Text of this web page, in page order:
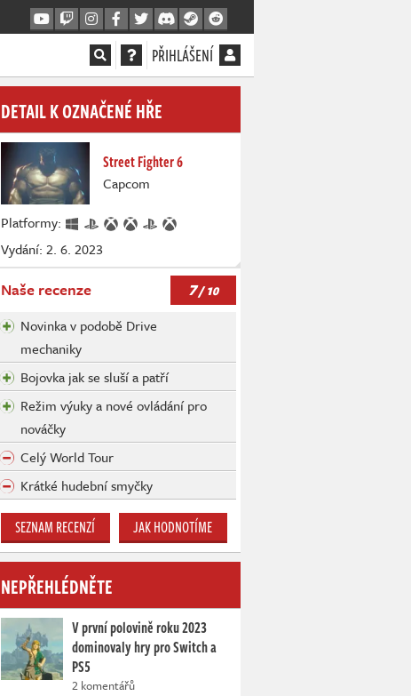
PŘIHLÁŠENÍ
DETAIL K OZNAČENÉ HŘE
Street Fighter 6
Capcom
Platformy:
Vydání: 2. 6. 2023
Naše recenze 7/ 10
Novinka v podobě Drive
mechaniky
Bojovka jak se sluší a patří
Režim výuky a nové ovládání pro
nováčky
Celý World Tour
Krátké hudební smyčky
SEZNAM RECENZÍ JAK HODNOTÍME
NEPŘEHLÉDNĚTE
V první polovině roku 2023
dominovaly hry pro Switch a
PS5
2 komentářů